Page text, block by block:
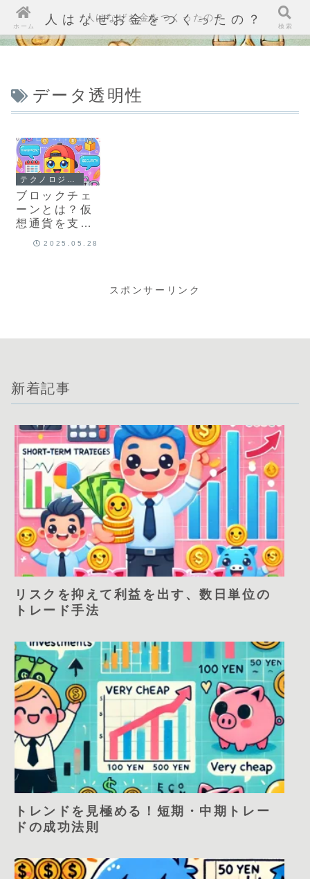
人はなぜお金をつくったの？
データ透明性
ブロックチェ
ーンとは？仮
想通貨を支え
2025.05.28
スポンサーリンク
新着記事
リスクを抑えて利益を出す、数日単位の
トレード手法
トレンドを見極める！短期・中期トレー
ドの成功法則
ホーム
人はなぜお金をつくったの？
検索